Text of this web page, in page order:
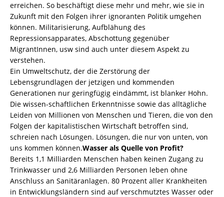
erreichen. So beschäftigt diese mehr und mehr, wie sie in
Zukunft mit den Folgen ihrer ignoranten Politik umgehen
können. Militarisierung, Aufblähung des
Repressionsapparates, Abschottung gegenüber
MigrantInnen, usw sind auch unter diesem Aspekt zu
verstehen.
Ein Umweltschutz, der die Zerstörung der
Lebensgrundlagen der jetzigen und kommenden
Generationen nur geringfügig eindämmt, ist blanker Hohn.
Die wissen-schaftlichen Erkenntnisse sowie das alltägliche
Leiden von Millionen von Menschen und Tieren, die von den
Folgen der kapitalistischen Wirtschaft betroffen sind,
schreien nach Lösungen. Lösungen, die nur von unten, von
uns kommen können.Wasser als Quelle von Profit?
Bereits 1,1 Milliarden Menschen haben keinen Zugang zu
Trinkwasser und 2,6 Milliarden Personen leben ohne
Anschluss an Sanitäranlagen. 80 Prozent aller Krankheiten
in Entwicklungsländern sind auf verschmutztes Wasser oder